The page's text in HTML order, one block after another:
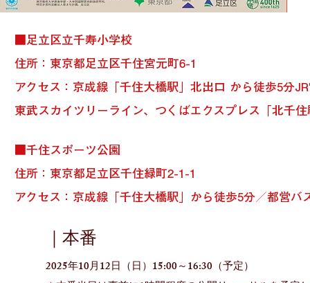
■足立区立千寿小学校
住所：東京都足立区千住宮元町6-1
アクセス：京成線「千住大橋駅」北出口 から徒歩5分
東武スカイツリーライン、 つくばエクスプレス「北千
■千住スポーツ公園
住所：東京都足立区千住緑町2-1-1
アクセス：京成線「千住大橋駅」から徒歩5分／都営バ
​｜本番
2025年10月12日（日）15:00～16:30（予定）